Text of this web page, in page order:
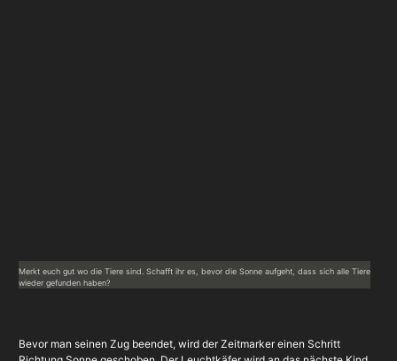
Merkt euch gut wo die Tiere sind. Schafft ihr es, bevor die Sonne aufgeht, dass sich alle Tiere
wieder gefunden haben?
Bevor man seinen Zug beendet, wird der Zeitmarker einen Schritt